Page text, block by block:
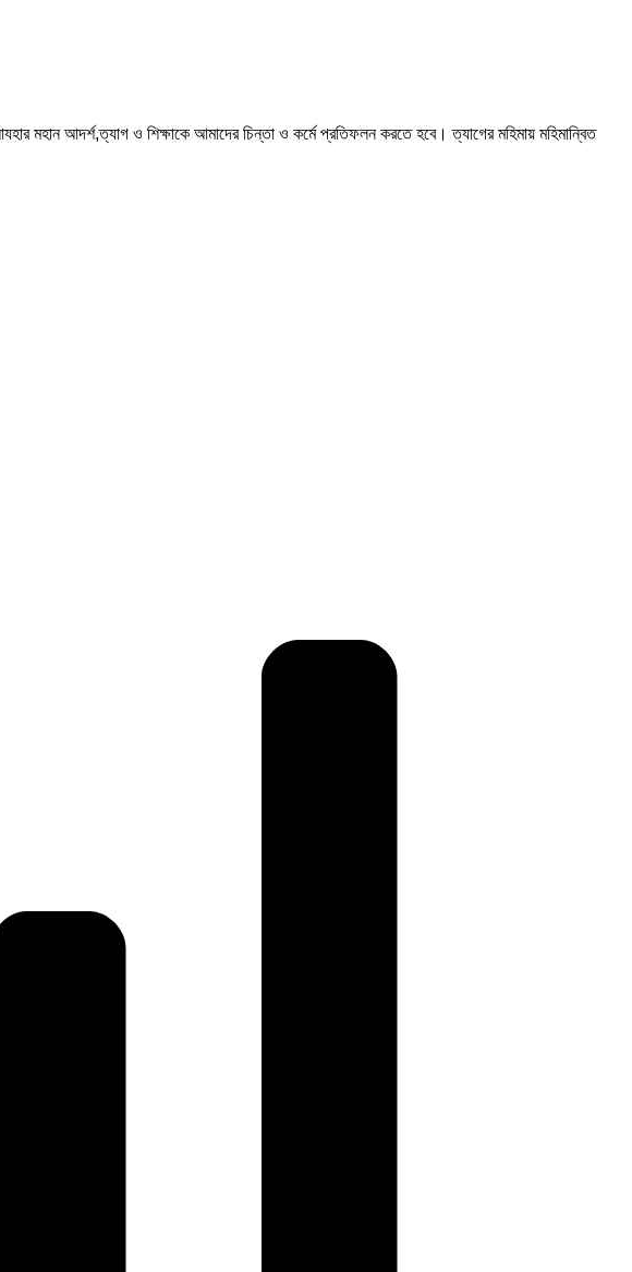
আদর্শ,ত্যাগ ও শিক্ষাকে আমাদের চিন্তা ও কর্মে প্রতিফলন করতে হবে। ত্যাগের মহিমায় মহিমান্বিত